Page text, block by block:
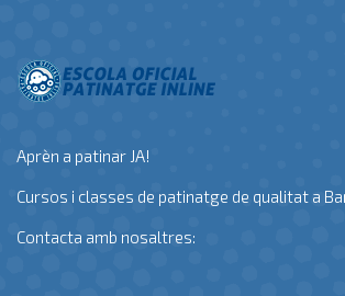
Aprèn a patinar JA!
Cursos i classes de patinatge de qualitat a
Contacta amb nosaltres: